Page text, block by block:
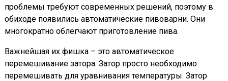
проблемы требуют современных решений, поэтому в
обиходе появились автоматические пивоварни. Они
многократно облегчают приготовление пива.
Важнейшая их фишка – это автоматическое
перемешивание затора. Затор просто необходимо
перемешивать для уравнивания температуры. Затор